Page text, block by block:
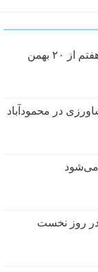
بهمن
در محمودآباد
می‌شود
در روز نخست